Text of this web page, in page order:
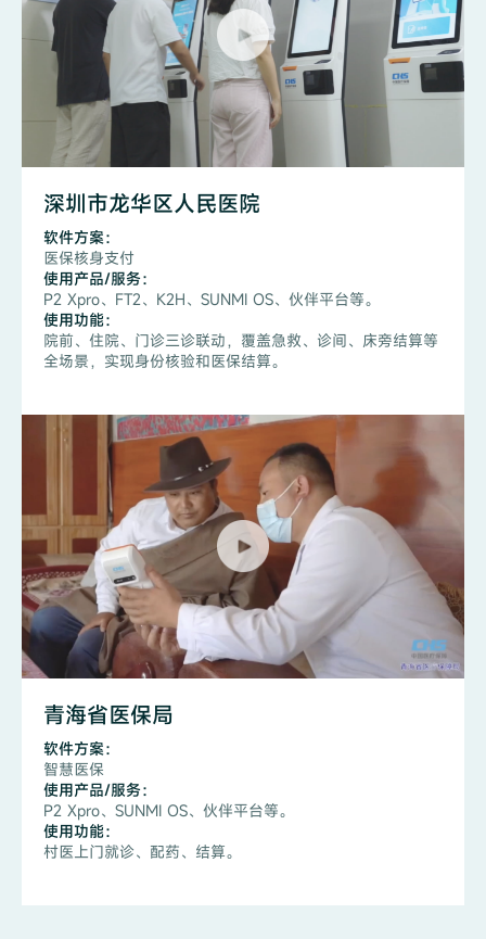
深圳市龙华区人民医院
软件方案：
医保核身支付
使用产品/服务：
P2 Xpro、FT2、K2H、SUNMI OS、伙伴平台等。
使用功能：
院前、住院、门诊三诊联动，覆盖急救、诊间、床旁结算等
全场景，实现身份核验和医保结算。
青海省医保局
软件方案：
智慧医保
使用产品/服务：
P2 Xpro、SUNMI OS、伙伴平台等。
使用功能：
村医上门就诊、配药、结算。